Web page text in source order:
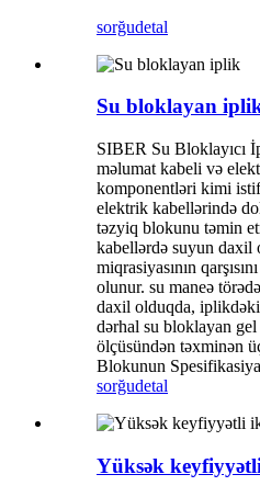
sorğudetal
Su bloklayan
SIBER Su Bloklayıcı
məlumat kabeli və
komponentləri kimi
elektrik kabellərində
təzyiq blokunu təmin
kabellərdə suyun daxil
miqrasiyasının
olunur. su maneə
daxil olduqda,
dərhal su bloklayan
ölçüsündən təxminən
Blokunun
sorğudetal
Yüksək